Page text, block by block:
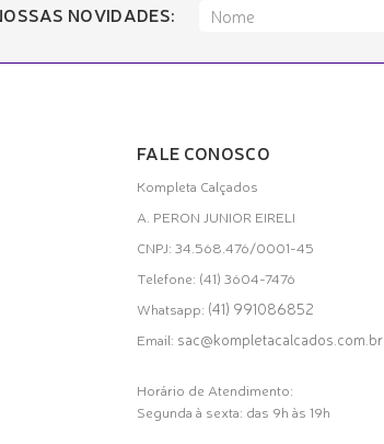
NOVIDADES:
FALE CONOSCO
Kompleta Calçados
A. PERON JUNIOR EIRELI
CNPJ: 34.568.476/0001-45
Telefone: (41) 3604-7476
Whatsapp: (41) 991086852
Email: sac@kompletacalcados.com.br
Horário de Atendimento:
Segunda à sexta: das 9h às 19h